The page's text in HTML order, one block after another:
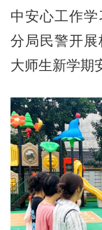
中安心工作
分局民警开
大师生新学期